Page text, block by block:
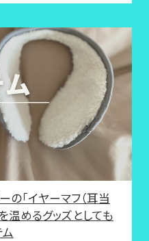
の「イヤーマフ（耳当
温めるグッズとしても